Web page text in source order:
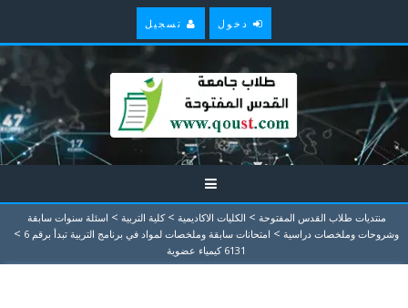
دخول تسجيل
منتديات طلاب القدس المفتوحة > الكليات الاكاديمية > كلية التربية > اسئلة سنوات سابقة
وشروحات وملخصات دراسية > امتحانات سابقة وملخصات لمواد في برنامج التربية تبدأ برقم 6 >
6131 كيمياء عضوية